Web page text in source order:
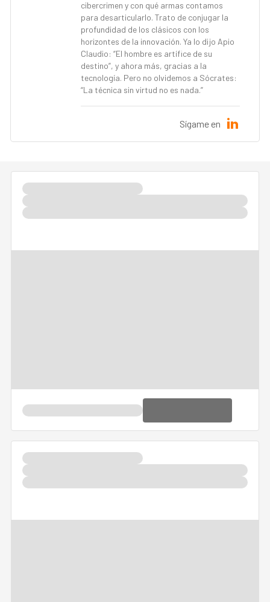
cibercrimen y con qué armas contamos
para desarticularlo. Trato de conjugar la
profundidad de los clásicos con los
horizontes de la innovación. Ya lo dijo Apio
Claudio: “El hombre es artífice de su
destino”, y ahora más, gracias a la
tecnología. Pero no olvidemos a Sócrates:
“La técnica sin virtud no es nada.”
Sígame en